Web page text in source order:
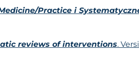
Practice i
reviews of interventions.